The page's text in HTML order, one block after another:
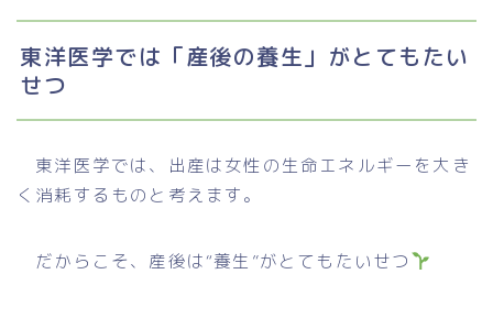
東洋医学では「産後の養生」がとてもたい
せつ
東洋医学では、出産は女性の生命エネルギーを大き
く消耗するものと考えます。
だからこそ、産後は“養生”がとてもたいせつ